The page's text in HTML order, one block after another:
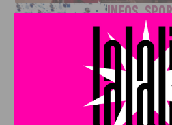
INFOS,
Nouvelle
Shevon
7 AOÛT, 2026
Le mercato estival
Une nouvelle